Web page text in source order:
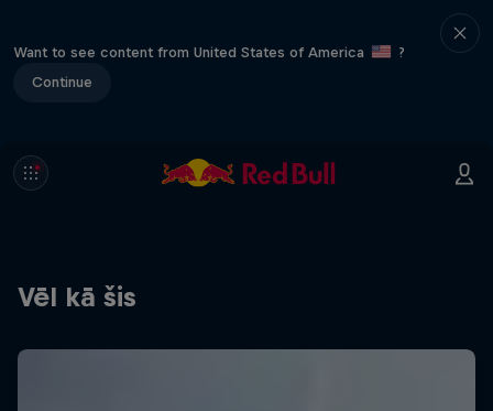
Want to see content from United States of America
?
Continue
Vēl kā šis